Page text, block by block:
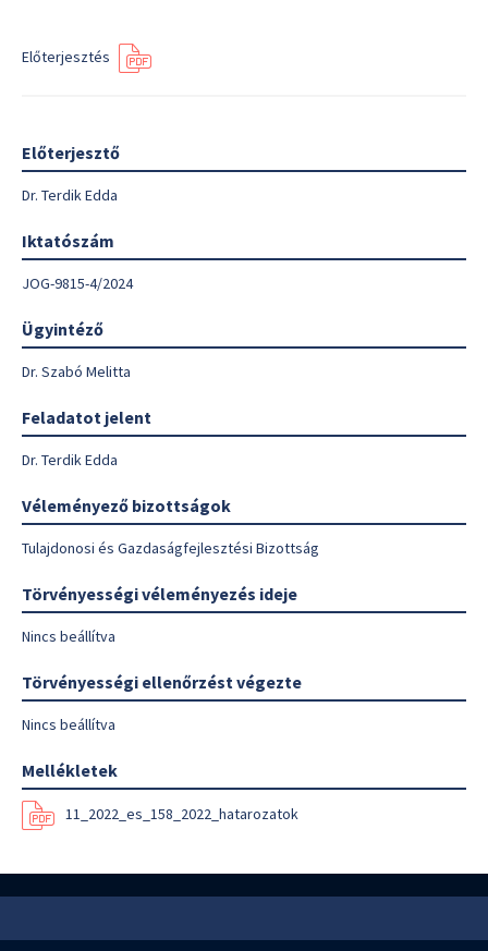
Előterjesztés
Előterjesztő
Dr. Terdik Edda
Iktatószám
JOG-9815-4/2024
Ügyintéző
Dr. Szabó Melitta
Feladatot jelent
Dr. Terdik Edda
Véleményező bizottságok
Tulajdonosi és Gazdaságfejlesztési Bizottság
Törvényességi véleményezés ideje
Nincs beállítva
Törvényességi ellenőrzést végezte
Nincs beállítva
Mellékletek
11_2022_es_158_2022_hatarozatok